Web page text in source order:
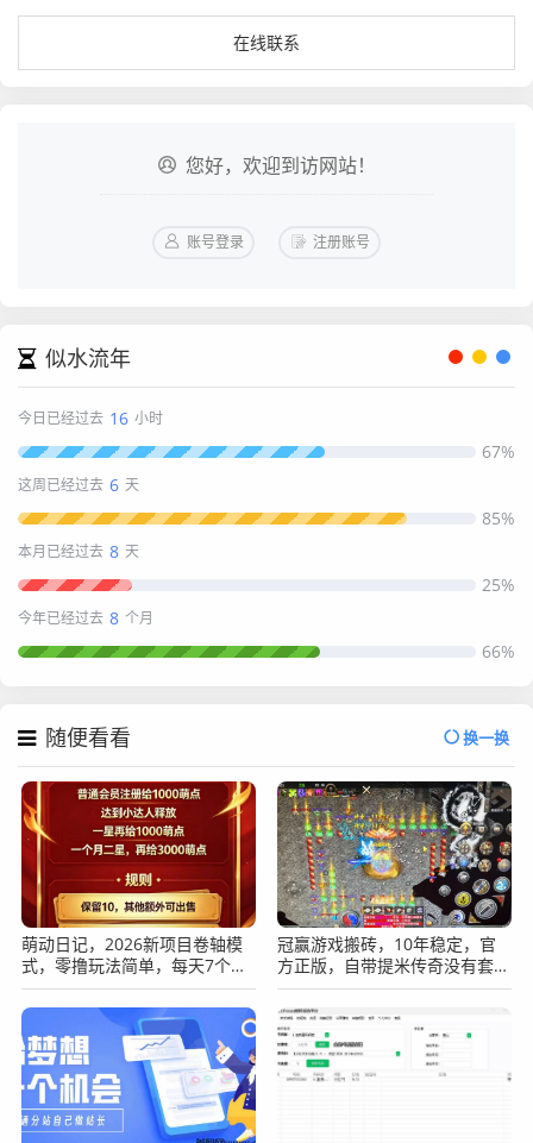
在线联系
您好，欢迎到访网站！
账号登录 注册账号
似水流年
今日已经过去 16 小时
67%
这周已经过去 6 天
85%
本月已经过去 8 天
25%
今年已经过去 8 个月
66%
随便看看 换一换
萌动日记，2026新项目卷轴模
式，零撸玩法简单，每天7个广
告。
冠赢游戏搬砖，10年稳定，官
方正版，自带提米传奇没有套路
长期稳定吃肉